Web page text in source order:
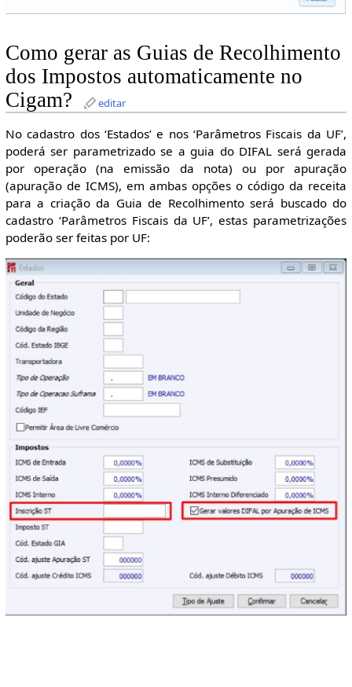
Como gerar as Guias de Recolhimento
dos Impostos automaticamente no
Cigam?
editar
No cadastro dos ‘Estados’ e nos ‘Parâmetros Fiscais da UF’,
poderá ser parametrizado se a guia do DIFAL será gerada
por operação (na emissão da nota) ou por apuração
(apuração de ICMS), em ambas opções o código da receita
para a criação da Guia de Recolhimento será buscado do
cadastro ‘Parâmetros Fiscais da UF’, estas parametrizações
poderão ser feitas por UF: